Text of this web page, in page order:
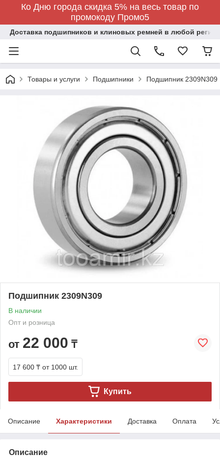
Ко Дню города скидка 5% на весь товар по
промокоду Промо5
Доставка подшипников и клиновых ремней в любой регион
Товары и услуги Подшипники Подшипник 2309N309
Подшипник 2309N309
В наличии
Опт и розница
от 22 000 ₸
17 600 ₸ от 1000 шт.
Купить
Описание Характеристики Доставка Оплата
Описание